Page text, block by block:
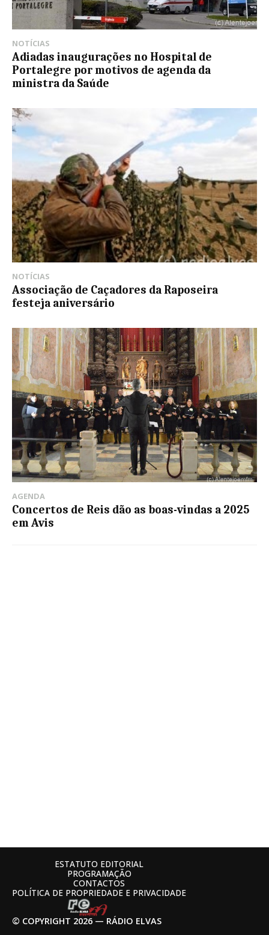
NOTÍCIAS
Adiadas inaugurações no Hospital de
Portalegre por motivos de agenda da
ministra da Saúde
NOTÍCIAS
Associação de Caçadores da Raposeira
festeja aniversário
AGENDA
Concertos de Reis dão as boas-vindas a 2025
em Avis
© COPYRIGHT 2026 — RÁDIO ELVAS
ESTATUTO EDITORIAL
PROGRAMAÇÃO
CONTACTOS
POLÍTICA DE PROPRIEDADE E PRIVACIDADE